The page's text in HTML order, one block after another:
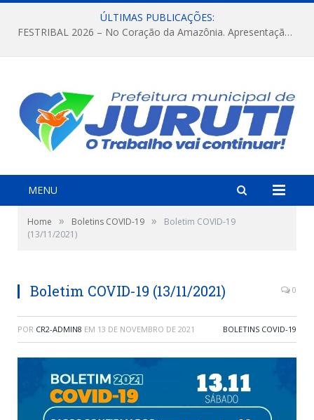
ÚLTIMAS PUBLICAÇÕES:
FESTRIBAL 2026 – No Coração da Amazônia. Apresentação da Munduruku.
MENU
Home » Boletins COVID-19 »
Boletim COVID-19
(13/11/2021)
Boletim COVID-19 (13/11/2021) 0
POR CR2-ADMIN8 EM 13 DE NOVEMBRO DE 2021 BOLETINS COVID-19